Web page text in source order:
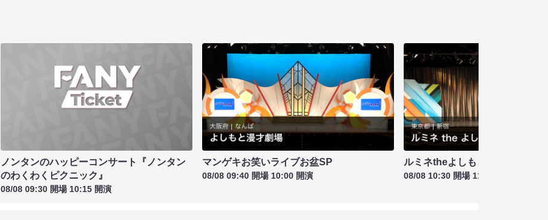
ノンタンのハッピーコンサート『ノンタン
のわくわくピクニック』
08/08 09:30 開場 10:15 開演
マンゲキお笑いライブお盆SP
08/08 09:40 開場 10:00 開演
ルミネtheよしもと お盆特別興行
08/08 10:30 開場 11:00 開演